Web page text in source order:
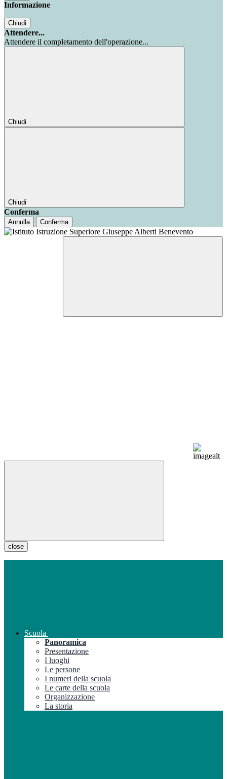
Informazione
Chiudi
Attendere...
Attendere il completamento dell'operazione...
Chiudi
Chiudi
Conferma
Annulla Conferma
close
Scuola
Panoramica
Presentazione
I luoghi
Le persone
I numeri della scuola
Le carte della scuola
Organizzazione
La storia